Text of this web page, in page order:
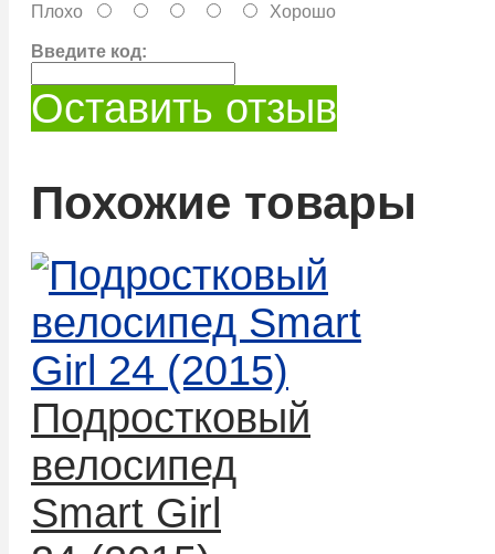
Плохо
Хорошо
Введите код:
Оставить отзыв
Похожие товары
Подростковый
велосипед
Smart Girl